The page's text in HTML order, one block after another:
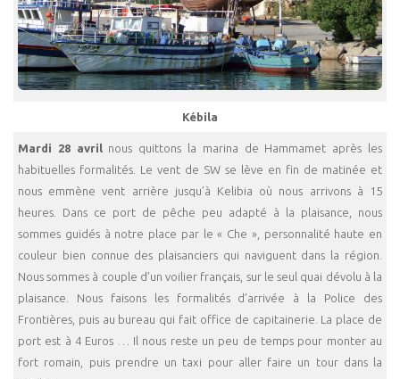
Kébila
Mardi 28 avrilnous quittons la marina de Hammamet après les
habituelles formalités. Le vent de SW se lève en fin de matinée et
nous emmène vent arrière jusqu’à Kelibia où nous arrivons à 15
heures. Dans ce port de pêche peu adapté à la plaisance, nous
sommes guidés à notre place par le « Che », personnalité haute en
couleur bien connue des plaisanciers qui naviguent dans la région.
Nous sommes à couple d’un voilier français, sur le seul quai dévolu à la
plaisance. Nous faisons les formalités d’arrivée à la Police des
Frontières, puis au bureau qui fait office de capitainerie. La place de
port est à 4 Euros … Il nous reste un peu de temps pour monter au
fort romain, puis prendre un taxi pour aller faire un tour dans la